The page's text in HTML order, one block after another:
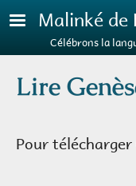
Aller au contenu
Malinké de
Célébrons la
Lire
Pour télécharger